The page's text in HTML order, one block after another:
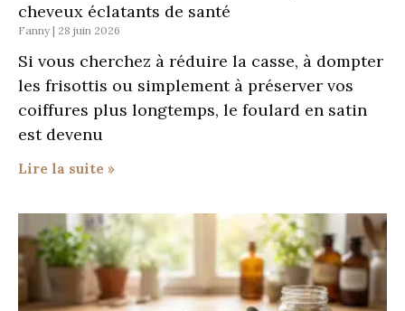
cheveux éclatants de santé
Fanny 28 juin 2026
Si vous cherchez à réduire la casse, à dompter
les frisottis ou simplement à préserver vos
coiffures plus longtemps, le foulard en satin
est devenu
Lire la suite »